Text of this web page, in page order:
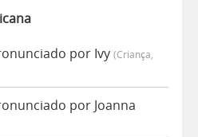
por Ivy (criança,
por Joanna